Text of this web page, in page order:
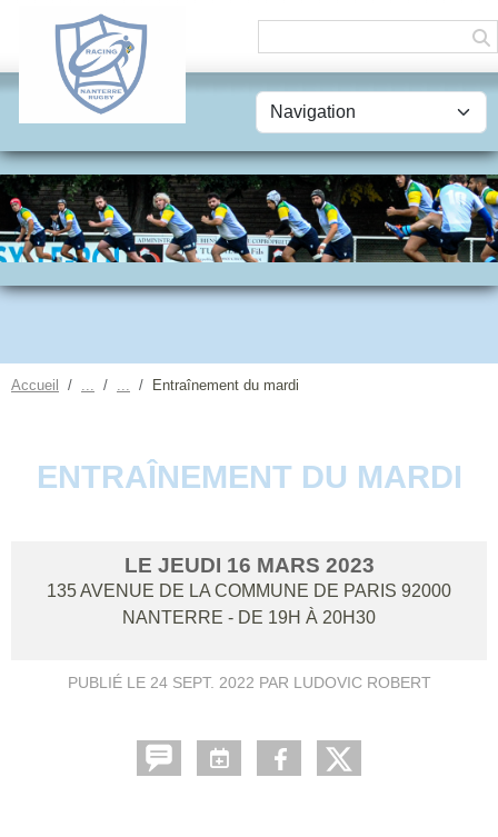
Accueil Entraînement du mardi
ENTRAÎNEMENT DU MARDI
LE JEUDI 16 MARS 2023
135 AVENUE DE LA COMMUNE DE PARIS 92000
NANTERRE - DE 19H À 20H30
PUBLIÉ LE 24 SEPT. 2022 PAR LUDOVIC ROBERT
Panneau de gestion des cookies